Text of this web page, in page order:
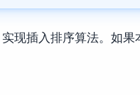
现插入排序算法。如